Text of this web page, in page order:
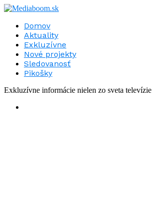
Domov
Aktuality
Exkluzívne
Nové projekty
Sledovanosť
Pikošky
Exkluzívne informácie nielen zo sveta televízie